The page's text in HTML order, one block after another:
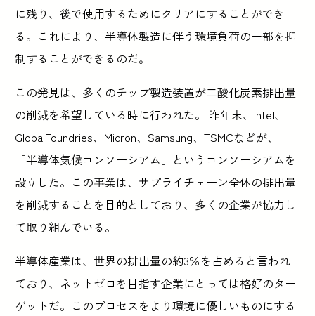
に残り、後で使用するためにクリアにすることができ
る。これにより、半導体製造に伴う環境負荷の一部を抑
制することができるのだ。
この発見は、多くのチップ製造装置が二酸化炭素排出量
の削減を希望している時に行われた。 昨年末、Intel、
GlobalFoundries、Micron、Samsung、TSMCなどが、
「半導体気候コンソーシアム」というコンソーシアムを
設立した。この事業は、サプライチェーン全体の排出量
を削減することを目的としており、多くの企業が協力し
て取り組んでいる。
半導体産業は、世界の排出量の約3％を占めると言われ
ており、ネットゼロを目指す企業にとっては格好のター
ゲットだ。このプロセスをより環境に優しいものにする